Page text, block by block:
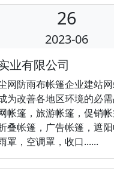
26
2023-06
业有限公司
网防雨布帐篷企业建站
为改善各地区环境的必
帐篷，旅游帐篷，促销帐
叠帐篷，广告帐篷，遮阳
罩，空调罩，收口......